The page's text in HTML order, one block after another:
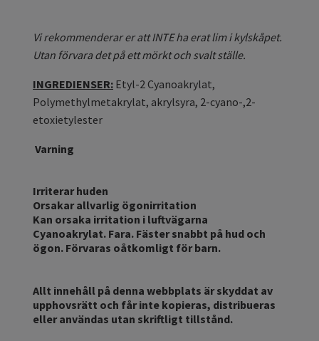
Vi rekommenderar er att INTE ha erat lim i kylskåpet.
Utan förvara det på ett mörkt och svalt ställe.
INGREDIENSER: Etyl-2 Cyanoakrylat,
Polymethylmetakrylat, akrylsyra, 2-cyano-,2-
etoxietylester
Varning
Irriterar huden
Orsakar allvarlig ögonirritation
Kan orsaka irritation i luftvägarna
Cyanoakrylat. Fara. Fäster snabbt på hud och
ögon. Förvaras oåtkomligt för barn.
Allt innehåll på denna webbplats är skyddat av
upphovsrätt och får inte kopieras, distribueras
eller användas utan skriftligt tillstånd.